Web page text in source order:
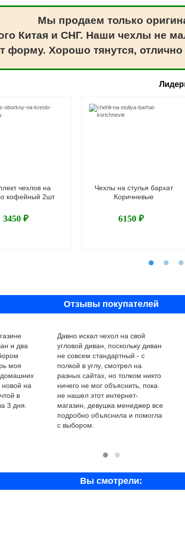
Мы продаем только
Китая и СНГ. Наши чехлы не
форму. Хорошо тянутся,
чехлов на
кофейный 2шт
3450 ₽
Чехлы на стулья бархат
Коричневые
6150 ₽
Отзывы покупателей
и два
моя
новой на
в
3 дня.
Давно искал чехол на свой
угловой диван, поскольку диван
не совсем стандартный - с
полкой в углу, смотрел на
разных сайтах, но толком никто
ничего не мог объяснить, пока
не нашел этот интернет-
магазин, девушка менеджер все
подробно объяснила и помогла
с выбором.
Вы смотрели: